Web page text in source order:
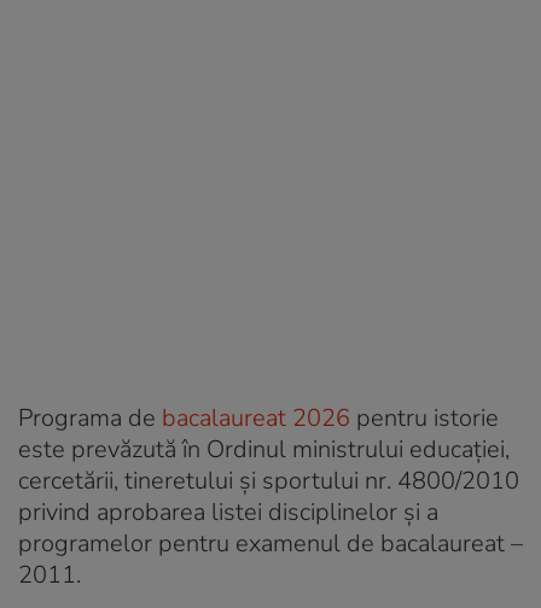
Programa de bacalaureat 2026 pentru istorie
este prevăzută în Ordinul ministrului educației,
cercetării, tineretului și sportului nr. 4800/2010
privind aprobarea listei disciplinelor şi a
programelor pentru examenul de bacalaureat –
2011.